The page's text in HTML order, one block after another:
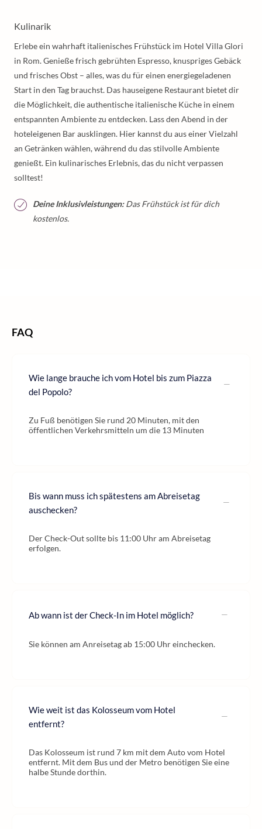
Kulinarik
Erlebe ein wahrhaft italienisches Frühstück im Hotel Villa Glori
in Rom. Genieße frisch gebrühten Espresso, knuspriges Gebäck
und frisches Obst – alles, was du für einen energiegeladenen
Start in den Tag brauchst. Das hauseigene Restaurant bietet dir
die Möglichkeit, die authentische italienische Küche in einem
entspannten Ambiente zu entdecken. Lass den Abend in der
hoteleigenen Bar ausklingen. Hier kannst du aus einer Vielzahl
an Getränken wählen, während du das stilvolle Ambiente
genießt. Ein kulinarisches Erlebnis, das du nicht verpassen
solltest!
Deine Inklusivleistungen:Das Frühstück ist für dich
kostenlos.
FAQ
Wie lange brauche ich vom Hotel bis zum Piazza
del Popolo?
Zu Fuß benötigen Sie rund 20 Minuten, mit den
öffentlichen Verkehrsmitteln um die 13 Minuten
Bis wann muss ich spätestens am Abreisetag
auschecken?
Der Check-Out sollte bis 11:00 Uhr am Abreisetag
erfolgen.
Ab wann ist der Check-In im Hotel möglich?
Sie können am Anreisetag ab 15:00 Uhr einchecken.
Wie weit ist das Kolosseum vom Hotel
entfernt?
Das Kolosseum ist rund 7 km mit dem Auto vom Hotel
entfernt. Mit dem Bus und der Metro benötigen Sie eine
halbe Stunde dorthin.